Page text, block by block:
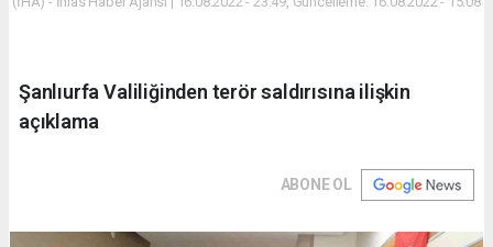
Şanlıurfa Valiliğinden terör saldırısına ilişkin
açıklama
ABONE OL